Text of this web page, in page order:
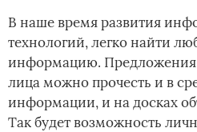
В наше время развития
технологий, легко найти
информацию. Предложения
лица можно прочесть и в
информации, и на досках
Так будет возможность